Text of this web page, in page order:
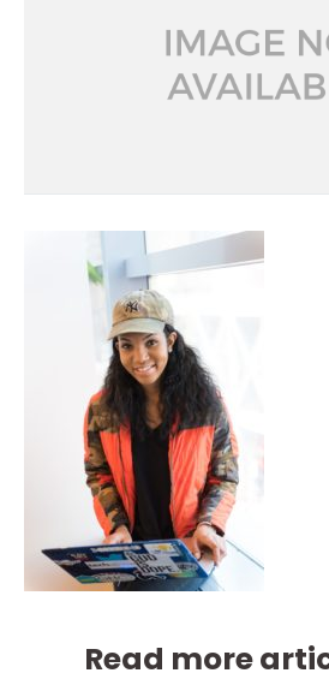
Read more